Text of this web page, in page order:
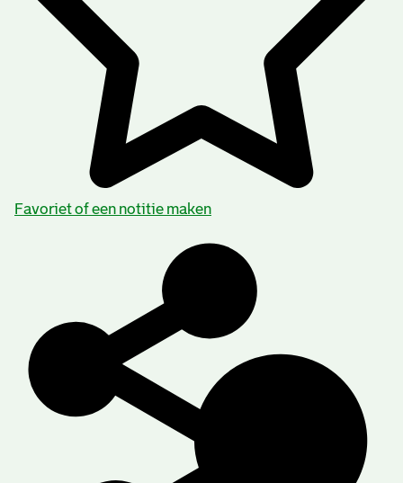
Favoriet of een notitie maken